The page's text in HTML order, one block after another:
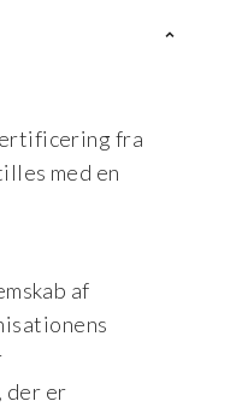
fra
med en
af
der er